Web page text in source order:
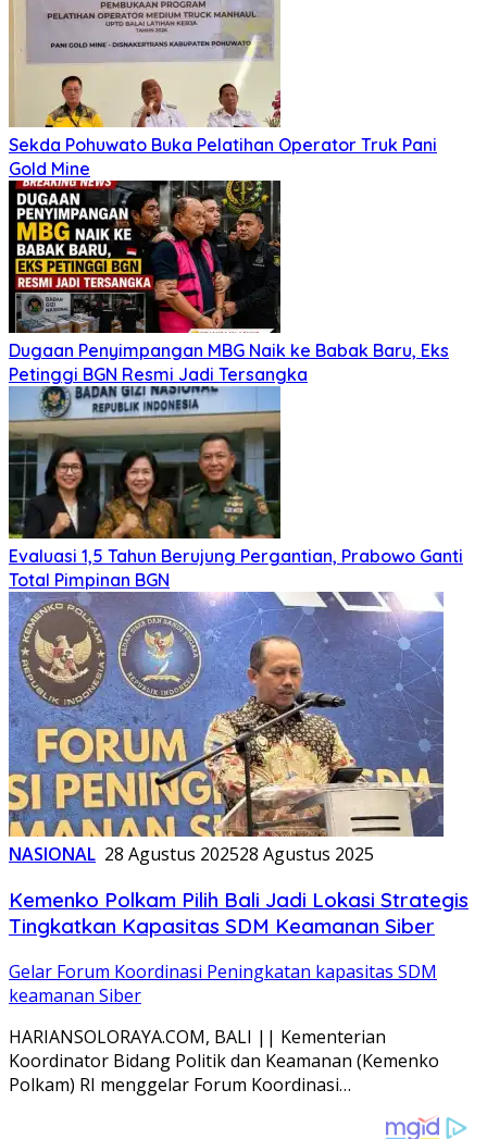
Sekda Pohuwato Buka Pelatihan Operator Truk Pani
Gold Mine
Dugaan Penyimpangan MBG Naik ke Babak Baru, Eks
Petinggi BGN Resmi Jadi Tersangka
Evaluasi 1,5 Tahun Berujung Pergantian, Prabowo Ganti
Total Pimpinan BGN
NASIONAL 28 Agustus 202528 Agustus 2025
Kemenko Polkam Pilih Bali Jadi Lokasi Strategis
Tingkatkan Kapasitas SDM Keamanan Siber
Gelar Forum Koordinasi Peningkatan kapasitas SDM
keamanan Siber
HARIANSOLORAYA.COM, BALI || Kementerian
Koordinator Bidang Politik dan Keamanan (Kemenko
Polkam) RI menggelar Forum Koordinasi…